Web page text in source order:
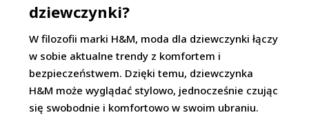
dziewczynki?
W filozofii marki H&M, moda dla dziewczynki łączy
w sobie aktualne trendy z komfortem i
bezpieczeństwem. Dzięki temu, dziewczynka
H&M może wyglądać stylowo, jednocześnie czując
się swobodnie i komfortowo w swoim ubraniu.